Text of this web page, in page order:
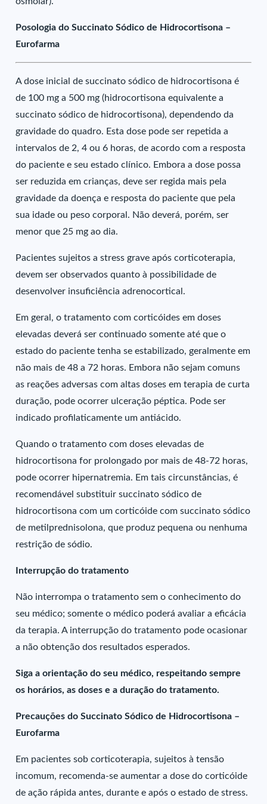
Posologia do Succinato Sódico de Hidrocortisona –
Eurofarma
A dose inicial de succinato sódico de hidrocortisona é
de 100 mg a 500 mg (hidrocortisona equivalente a
succinato sódico de hidrocortisona), dependendo da
gravidade do quadro. Esta dose pode ser repetida a
intervalos de 2, 4 ou 6 horas, de acordo com a resposta
do paciente e seu estado clínico. Embora a dose possa
ser reduzida em crianças, deve ser regida mais pela
gravidade da doença e resposta do paciente que pela
sua idade ou peso corporal. Não deverá, porém, ser
menor que 25 mg ao dia.
Pacientes sujeitos a stress grave após corticoterapia,
devem ser observados quanto à possibilidade de
desenvolver insuficiência adrenocortical.
Em geral, o tratamento com corticóides em doses
elevadas deverá ser continuado somente até que o
estado do paciente tenha se estabilizado, geralmente em
não mais de 48 a 72 horas. Embora não sejam comuns
as reações adversas com altas doses em terapia de curta
duração, pode ocorrer ulceração péptica. Pode ser
indicado profilaticamente um antiácido.
Quando o tratamento com doses elevadas de
hidrocortisona for prolongado por mais de 48-72 horas,
pode ocorrer hipernatremia. Em tais circunstâncias, é
recomendável substituir succinato sódico de
hidrocortisona com um corticóide com succinato sódico
de metilprednisolona, que produz pequena ou nenhuma
restrição de sódio.
Interrupção do tratamento
Não interrompa o tratamento sem o conhecimento do
seu médico; somente o médico poderá avaliar a eficácia
da terapia. A interrupção do tratamento pode ocasionar
a não obtenção dos resultados esperados.
Siga a orientação do seu médico, respeitando sempre
os horários, as doses e a duração do tratamento.
Precauções do Succinato Sódico de Hidrocortisona –
Eurofarma
Em pacientes sob corticoterapia, sujeitos à tensão
incomum, recomenda-se aumentar a dose do corticóide
de ação rápida antes, durante e após o estado de stress.